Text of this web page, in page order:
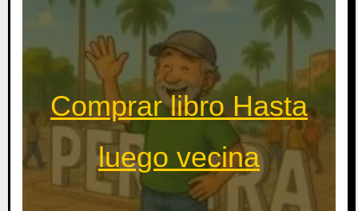
Comprar libro Hasta
luego vecina